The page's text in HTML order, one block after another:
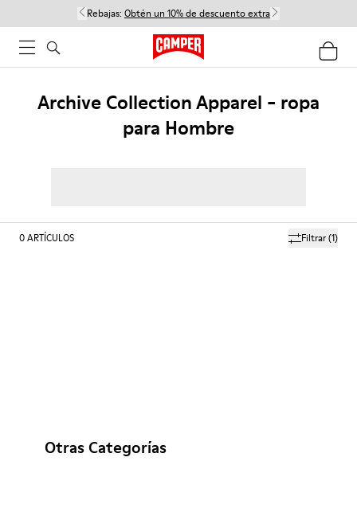
Rebajas: Obtén un 10% de descuento extra
Archive Collection Apparel - ropa
para Hombre
Filtrar(1)
0ARTÍCULOS
Otras Categorías